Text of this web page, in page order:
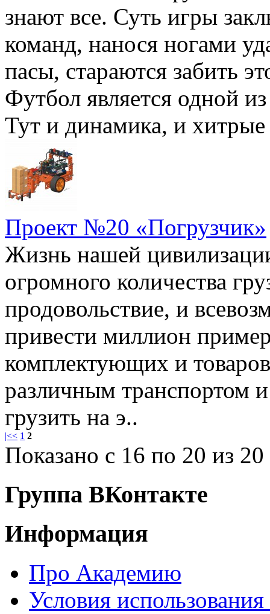
знают все. Суть игры
команд, нанося ногами
пасы, стараются забить
Футбол является одной
Тут и динамика, и
Проект №20 «Погрузчик»
Жизнь нашей
огромного количества
продовольствие, и
привести миллион
комплектующих и
различным транспортом
грузить на э..
|<< 1 2
Показано с 16 по 20 из
Группа ВКонтакте
Информация
Про Академию
Условия